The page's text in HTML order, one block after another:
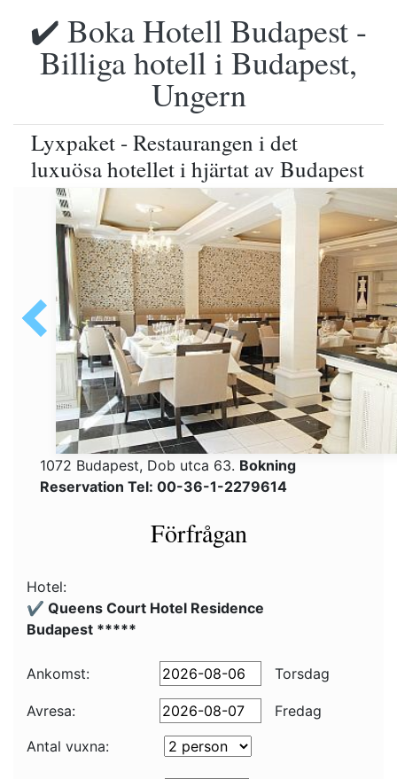
✔️ Boka Hotell Budapest -
Billiga hotell i Budapest,
Ungern
Lyxpaket - Restaurangen i det
luxuösa hotellet i hjärtat av Budapest
1072 Budapest, Dob utca 63. Bokning
Reservation Tel: 00-36-1-2279614
Förfrågan
Hotel:
✔️ Queens Court Hotel Residence
Budapest *****
Ankomst: Torsdag
Avresa:
Fredag
Antal vuxna: